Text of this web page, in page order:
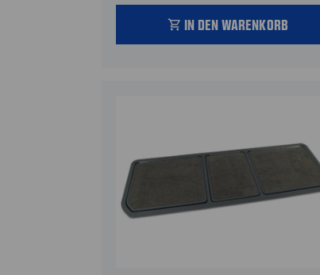
shopping_cart IN DEN WARENKORB